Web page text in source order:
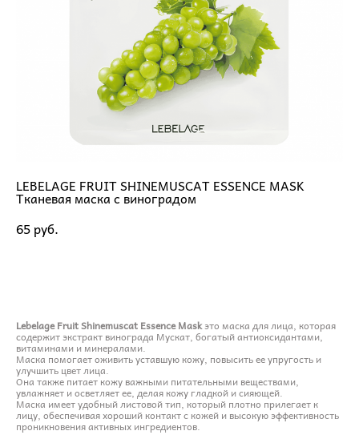
LEBELAGE FRUIT SHINEMUSCAT ESSENCE MASK
Тканевая маска с виноградом
65 pуб.
Lebelage Fruit Shinemuscat Essence Maskэто маска для лица, которая
содержит экстракт винограда Мускат, богатый антиоксидантами,
витаминами и минералами.
Маска помогает оживить уставшую кожу, повысить ее упругость и
улучшить цвет лица.
Она также питает кожу важными питательными веществами,
увлажняет и осветляет ее, делая кожу гладкой и сияющей.
Маска имеет удобный листовой тип, который плотно прилегает к
лицу, обеспечивая хороший контакт с кожей и высокую эффективность
проникновения активных ингредиентов.